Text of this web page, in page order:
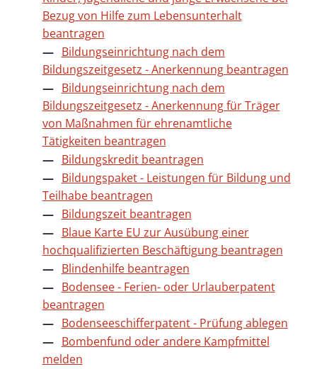
Bezug von Hilfe zum Lebensunterhalt
beantragen
Bildungseinrichtung nach dem
Bildungszeitgesetz - Anerkennung beantragen
Bildungseinrichtung nach dem
Bildungszeitgesetz - Anerkennung für Träger
von Maßnahmen für ehrenamtliche
Tätigkeiten beantragen
Bildungskredit beantragen
Bildungspaket - Leistungen für Bildung und
Teilhabe beantragen
Bildungszeit beantragen
Blaue Karte EU zur Ausübung einer
hochqualifizierten Beschäftigung beantragen
Blindenhilfe beantragen
Bodensee - Ferien- oder Urlauberpatent
beantragen
Bodenseeschifferpatent - Prüfung ablegen
Bombenfund oder andere Kampfmittel
melden